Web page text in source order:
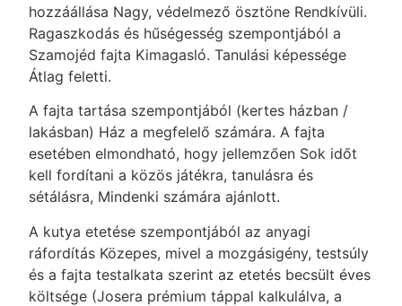
hozzáállása Nagy, védelmező ösztöne Rendkívüli.
Ragaszkodás és hűségesség szempontjából a
Szamojéd fajta Kimagasló. Tanulási képessége
Átlag feletti.
A fajta tartása szempontjából (kertes házban /
lakásban) Ház a megfelelő számára. A fajta
esetében elmondható, hogy jellemzően Sok időt
kell fordítani a közös játékra, tanulásra és
sétálásra, Mindenki számára ajánlott.
A kutya etetése szempontjából az anyagi
ráfordítás Közepes, mivel a mozgásigény, testsúly
és a fajta testalkata szerint az etetés becsült éves
költsége (Josera prémium táppal kalkulálva, a